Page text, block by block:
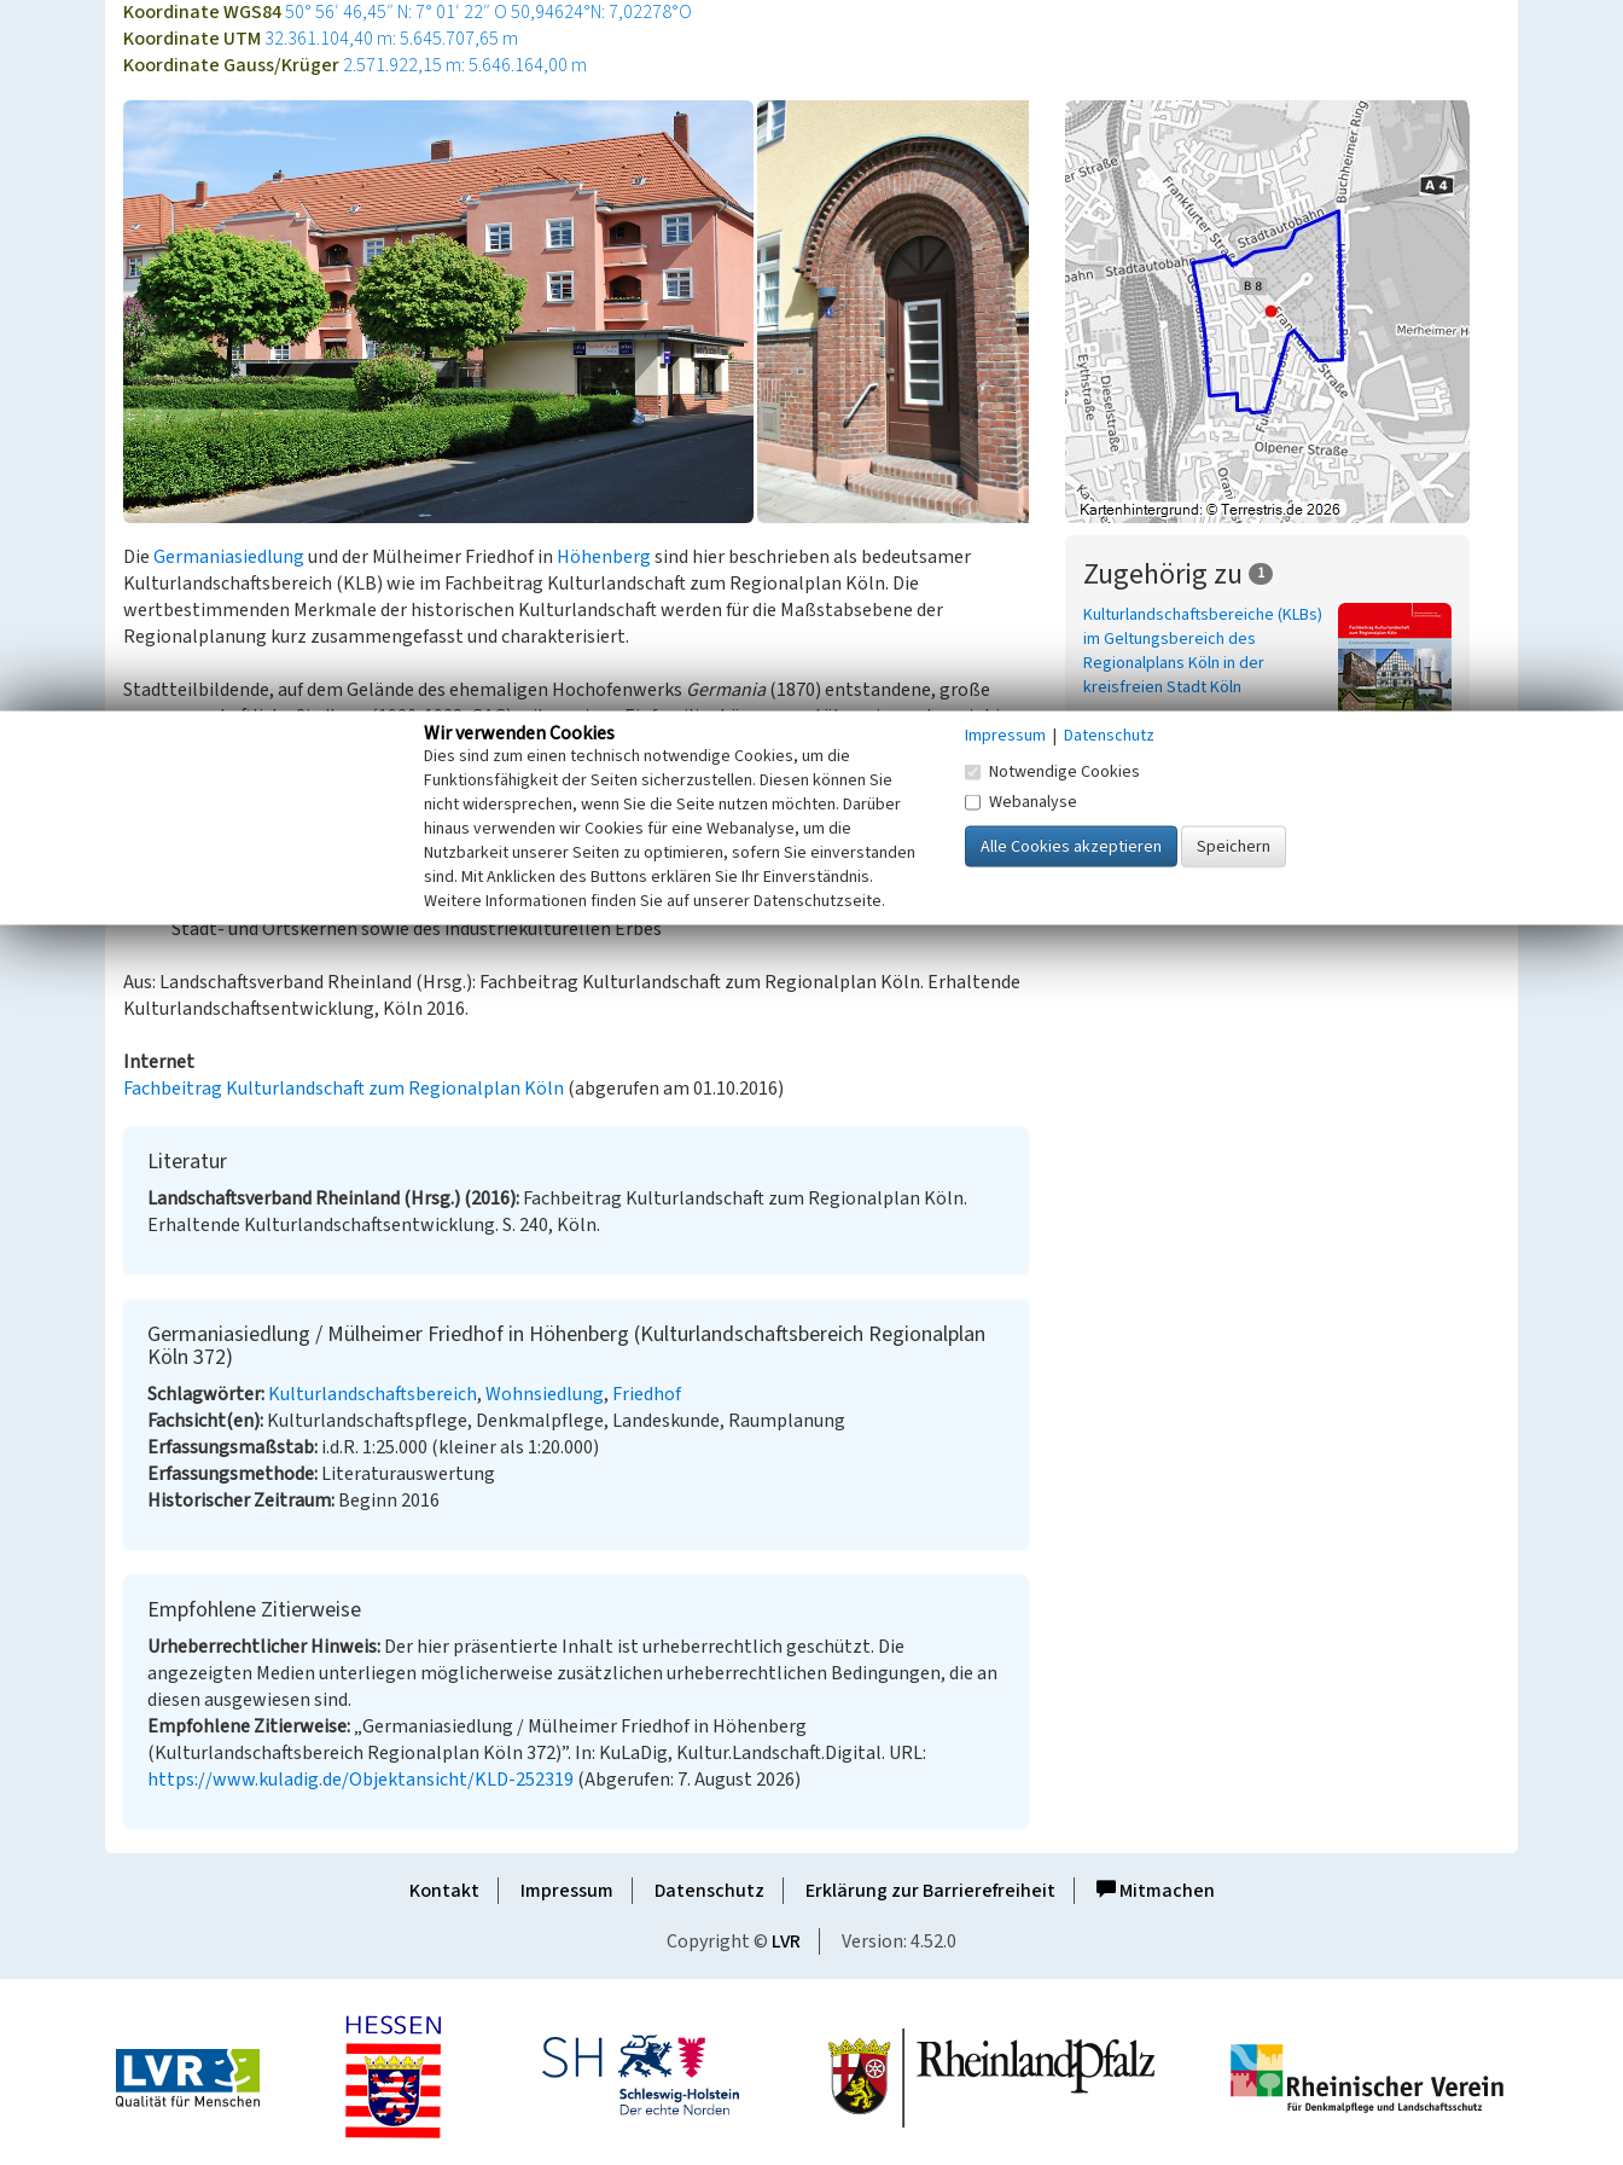
Koordinate WGS8450° 56′ 46,45″ N: 7° 01′ 22″ O50,94624°N: 7,02278°O
Koordinate UTM 32.361.104,40 m: 5.645.707,65 m
Koordinate Gauss/Krüger2.571.922,15 m: 5.646.164,00 m
DieGermaniasiedlungund der Mülheimer Friedhof in Höhenbergsind hier beschrieben als bedeutsamer
Kulturlandschaftsbereich (KLB) wie im Fachbeitrag Kulturlandschaft zum Regionalplan Köln. Die
wertbestimmenden Merkmale der historischen Kulturlandschaft werden für die Maßstabsebene der
Regionalplanung kurz zusammengefasst und charakterisiert.
Stadtteilbildende, auf dem Gelände des ehemaligen HochofenwerksGermania(1870) entstandene, große
genossenschaftliche Siedlung (1920-1928, GAG) mit wenigen Einfamilienhäusern und überwiegend zwei- bis
viergeschossigen Mehrfamilienhäusern in der expressionistischen Architektursprache der Weimarer Zeit,
zentraler Marktplatz. – Mülheimer Friedhof auf dreieckiger Grundfläche mit prägendem Eingangsbauwerk von
1903 und geometrischer Wegeführung; alter Baumbestand.
Kulturlandschaftliches und denkmalpflegerisches Ziel im Rahmen der Regionalplanung ist eine erhaltende
Kulturlandschaftsentwicklung, insbesondere
Bewahren und Sichern der Elemente und Strukturen, von Ansichten und Sichträumen von historischen
Stadt- und Ortskernen sowie des industriekulturellen Erbes
Aus: Landschaftsverband Rheinland (Hrsg.): Fachbeitrag Kulturlandschaft zum Regionalplan Köln. Erhaltende
Kulturlandschaftsentwicklung, Köln 2016.
Internet
Fachbeitrag Kulturlandschaft zum Regionalplan Köln (abgerufen am 01.10.2016)
Literatur
Landschaftsverband Rheinland (Hrsg.) (2016) Fachbeitrag Kulturlandschaft zum Regionalplan Köln.
Erhaltende Kulturlandschaftsentwicklung. S. 240, Köln.
Germaniasiedlung / Mülheimer Friedhof in Höhenberg (Kulturlandschaftsbereich Regionalplan
Köln 372)
Schlagwörter Kulturlandschaftsbereich Wohnsiedlung Friedhof
Fachsicht(en) Kulturlandschaftspflege, Denkmalpflege, Landeskunde, Raumplanung
Erfassungsmaßstab i.d.R. 1:25.000 (kleiner als 1:20.000)
Erfassungsmethode Literaturauswertung
Historischer Zeitraum Beginn 2016
Empfohlene Zitierweise
Urheberrechtlicher Hinweis Der hier präsentierte Inhalt ist urheberrechtlich geschützt. Die
angezeigten Medien unterliegen möglicherweise zusätzlichen urheberrechtlichen Bedingungen, die an
diesen ausgewiesen sind.
Empfohlene Zitierweise „Germaniasiedlung / Mülheimer Friedhof in Höhenberg
(Kulturlandschaftsbereich Regionalplan Köln 372)”. In: KuLaDig, Kultur.Landschaft.Digital. URL:
https://www.kuladig.de/Objektansicht/KLD-252319 (Abgerufen: 7. August 2026)
Zugehörig zu 1
Kulturlandschaftsbereiche (KLBs)
im Geltungsbereich des
Regionalplans Köln in der
kreisfreien Stadt Köln
Kontakt Impressum Datenschutz Erklärung zur Barrierefreiheit
Mitmachen
Copyright © LVR Version: 4.52.0
Wir verwenden Cookies
Dies sind zum einen technisch notwendige Cookies, um die
Funktionsfähigkeit der Seiten sicherzustellen. Diesen können Sie
nicht widersprechen, wenn Sie die Seite nutzen möchten. Darüber
hinaus verwenden wir Cookies für eine Webanalyse, um die
Nutzbarkeit unserer Seiten zu optimieren, sofern Sie einverstanden
sind. Mit Anklicken des Buttons erklären Sie Ihr Einverständnis.
Weitere Informationen finden Sie auf unserer Datenschutzseite.
Impressum | Datenschutz
Notwendige Cookies
Webanalyse